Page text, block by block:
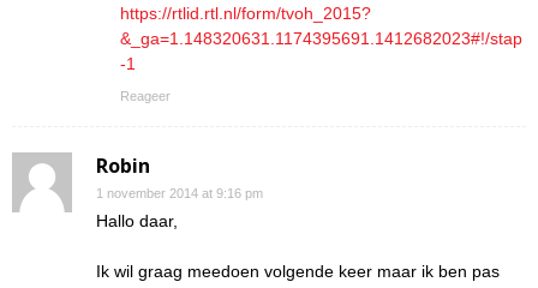
https://rtlid.rtl.nl/form/tvoh_2015?
&_ga=1.148320631.1174395691.1412682023#!/stap
-1
Reageer
Robin
1 november 2014 at 9:16 pm
Hallo daar,
Ik wil graag meedoen volgende keer maar ik ben pas